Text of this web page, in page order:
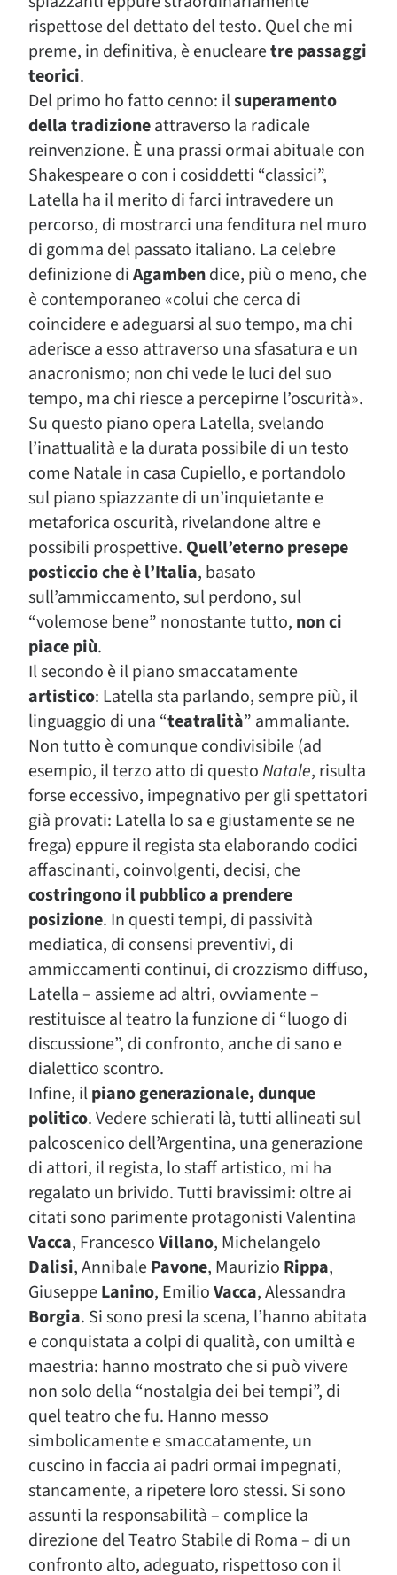
rispettose del dettato del testo. Quel che mi
preme, in definitiva, è enuclearetre passaggi
teorici.
Del primo ho fatto cenno: ilsuperamento
della tradizioneattraverso la radicale
reinvenzione. È una prassi ormai abituale con
Shakespeare o con i cosiddetti “classici”,
Latella ha il merito di farci intravedere un
percorso, di mostrarci una fenditura nel muro
di gomma del passato italiano. La celebre
definizione diAgambendice, più o meno, che
è contemporaneo «colui che cerca di
coincidere e adeguarsi al suo tempo, ma chi
aderisce a esso attraverso una sfasatura e un
anacronismo; non chi vede le luci del suo
tempo, ma chi riesce a percepirne l’oscurità».
Su questo piano opera Latella, svelando
l’inattualità e la durata possibile di un testo
come Natale in casa Cupiello, e portandolo
sul piano spiazzante di un’inquietante e
metaforica oscurità, rivelandone altre e
possibili prospettive. Quell’eterno presepe
posticcio che è l’Italia, basato
sull’ammiccamento, sul perdono, sul
“volemose bene” nonostante tutto, non ci
piace più.
Il secondo è il piano smaccatamente
artistico: Latella sta parlando, sempre più, il
linguaggio di una “teatralità” ammaliante.
Non tutto è comunque condivisibile (ad
esempio, il terzo atto di questoNatale, risulta
forse eccessivo, impegnativo per gli spettatori
già provati: Latella lo sa e giustamente se ne
frega) eppure il regista sta elaborando codici
affascinanti, coinvolgenti, decisi, che
costringono il pubblico a prendere
posizione. In questi tempi, di passività
mediatica, di consensi preventivi, di
ammiccamenti continui, di crozzismo diffuso,
Latella – assieme ad altri, ovviamente –
restituisce al teatro la funzione di “luogo di
discussione”, di confronto, anche di sano e
dialettico scontro.
Infine, ilpiano generazionale, dunque
politico. Vedere schierati là, tutti allineati sul
palcoscenico dell’Argentina, una generazione
di attori, il regista, lo staff artistico, mi ha
regalato un brivido. Tutti bravissimi: oltre ai
citati sono parimente protagonisti Valentina
Vacca, FrancescoVillano, Michelangelo
Dalisi, AnnibalePavone, Maurizio Rippa,
GiuseppeLanino, EmilioVacca, Alessandra
Borgia. Si sono presi la scena, l’hanno abitata
e conquistata a colpi di qualità, con umiltà e
maestria: hanno mostrato che si può vivere
non solo della “nostalgia dei bei tempi”, di
quel teatro che fu. Hanno messo
simbolicamente e smaccatamente, un
cuscino in faccia ai padri ormai impegnati,
stancamente, a ripetere loro stessi. Si sono
assunti la responsabilità – complice la
direzione del Teatro Stabile di Roma – di un
confronto alto, adeguato, rispettoso con il